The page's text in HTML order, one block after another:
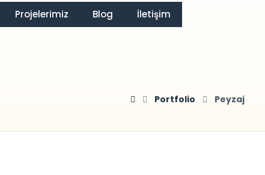
Projelerimiz Blog İletişim
Portfolio Peyzaj